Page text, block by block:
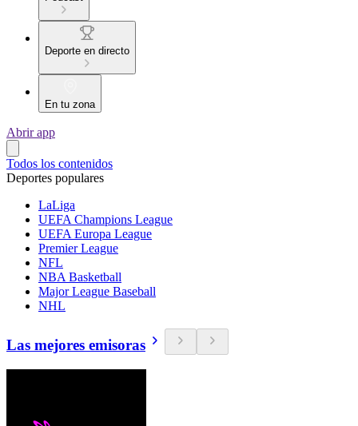
Deporte en directo
En tu zona
Abrir app
Todos los contenidos
Deportes populares
LaLiga
UEFA Champions League
UEFA Europa League
Premier League
NFL
NBA Basketball
Major League Baseball
NHL
Las mejores emisoras